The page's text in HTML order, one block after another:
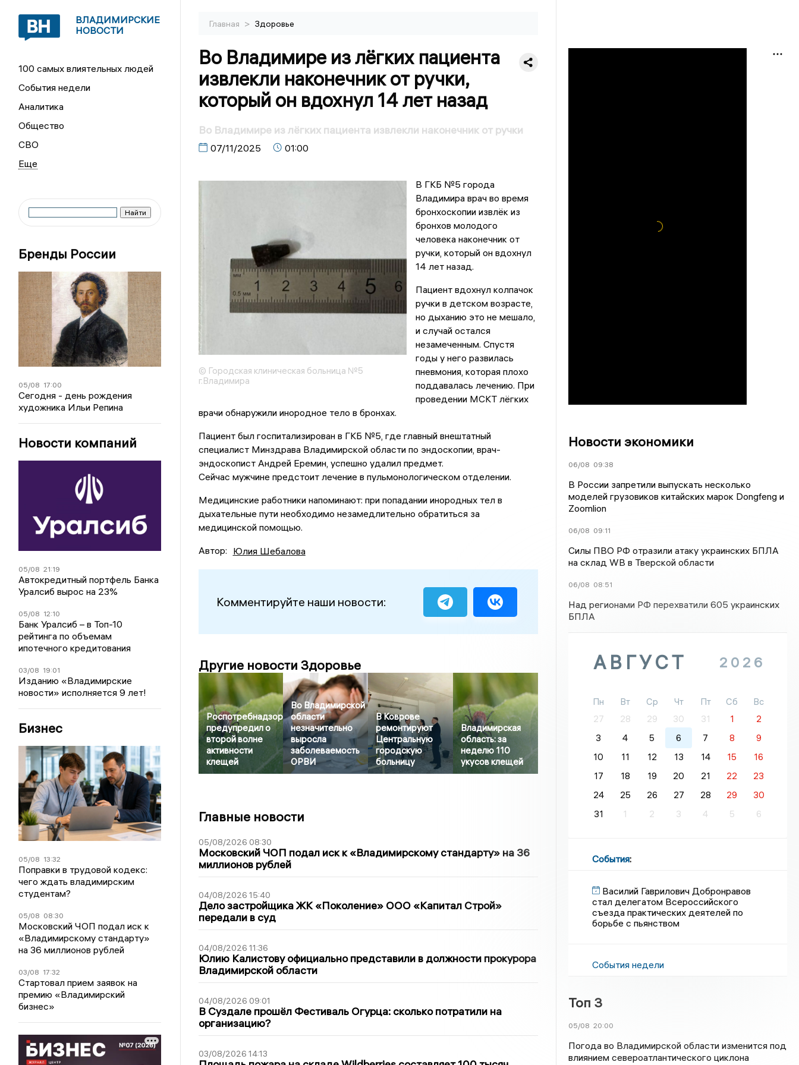
ВЛАДИМИРСКИЕ
НОВОСТИ
100 самых влиятельных людей
События недели
Аналитика
Общество
СВО
Бренды России
05/08 17:00
Сегодня - день рождения
художника Ильи Репина
Новости компаний
05/08 21:19
Автокредитный портфель Банка
Уралсиб вырос на 23%
05/08 12:10
Банк Уралсиб – в Топ-10
рейтинга по объемам
ипотечного кредитования
03/08 19:01
Изданию «Владимирские
новости» исполняется 9 лет!
Бизнес
05/08 13:32
Поправки в трудовой кодекс:
чего ждать владимирским
студентам?
05/08 08:30
Московский ЧОП подал иск к
«Владимирскому стандарту»
на 36 миллионов рублей
03/08 17:32
Стартовал прием заявок на
премию «Владимирский
бизнес»
Главная > Здоровье
Во Владимире из лёгких пациента
извлекли наконечник от ручки,
который он вдохнул 14 лет назад
Во Владимире из лёгких пациента извлекли наконечник от ручки
07/11/2025 01:00
© Городская клиническая больница №5
г.Владимира
В ГКБ №5 города
Владимира врач во время
бронхоскопии извлёк из
бронхов молодого
человека наконечник от
ручки, который он вдохнул
14 лет назад.
Пациент вдохнул колпачок
ручки в детском возрасте,
но дыханию это не мешало,
и случай остался
незамеченным. Спустя
годы у него развилась
пневмония, которая плохо
поддавалась лечению. При
проведении МСКТ лёгких
врачи обнаружили инородное тело в бронхах.
Пациент был госпитализирован в ГКБ №5, где главный внештатный
специалист Минздрава Владимирской области по эндоскопии, врач-
эндоскопист Андрей Еремин, успешно удалил предмет.
Сейчас мужчине предстоит лечение в пульмонологическом отделении.
Медицинские работники напоминают: при попадании инородных тел в
дыхательные пути необходимо незамедлительно обратиться за
медицинской помощью.
Автор: Юлия Шебалова
Комментируйте наши новости:
Другие новости Здоровье
Роспотребнадзор
предупредил о
второй волне
активности
клещей
Во Владимирской
области
незначительно
выросла
заболеваемость
ОРВИ
В Коврове
ремонтируют
Центральную
городскую
больницу
Владимирская
область: за
неделю 110
укусов клещей
Главные новости
05/08/2026 08:30
Московский ЧОП подал иск к «Владимирскому стандарту» на 36
миллионов рублей
04/08/2026 15:40
Дело застройщика ЖК «Поколение» ООО «Капитал Строй»
передали в суд
04/08/2026 11:36
Юлию Калистову официально представили в должности прокурора
Владимирской области
04/08/2026 09:01
В Суздале прошёл Фестиваль Огурца: сколько потратили на
организацию?
03/08/2026 14:13
Новости экономики
06/08 09:38
В России запретили выпускать несколько
моделей грузовиков китайских марок Dongfeng и
Zoomlion
06/08 09:11
Силы ПВО РФ отразили атаку украинских БПЛА
на склад WB в Тверской области
06/08 08:51
Над регионами РФ перехватили 605 украинских
БПЛА
АВГУСТ 2026
Пн Вт Ср Чт Пт Сб
Вс
27
28 29 30 31 1
2
3
4 5 6 7 8
9
10
11 12 13 14 15
16
17
18 19 20 21 22
23
24
25 26 27 28 29
30
31
1 2 3 4 5 6
События:
Василий Гаврилович Добронравов
стал делегатом Всероссийского
съезда практических деятелей по
борьбе с пьянством
События недели
Топ 3
05/08 20:00
Погода во Владимирской области изменится под
влиянием североатлантического циклона